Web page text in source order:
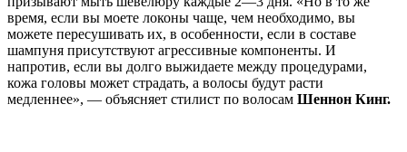
время, если вы моете локоны чаще, чем необходимо, вы
можете пересушивать их, в особенности, если в составе
шампуня присутствуют агрессивные компоненты. И
напротив, если вы долго выжидаете между процедурами,
кожа головы может страдать, а волосы будут расти
медленнее», — объясняет стилист по волосам Шеннон Кинг.